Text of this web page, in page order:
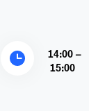
14:00 –
15:00